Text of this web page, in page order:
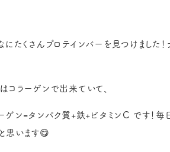
にたくさんプロテインバーを見つけました
コラーゲンで出来ていて、
ゲン=タンパク質+鉄+ビタミンC です！毎
思います😋